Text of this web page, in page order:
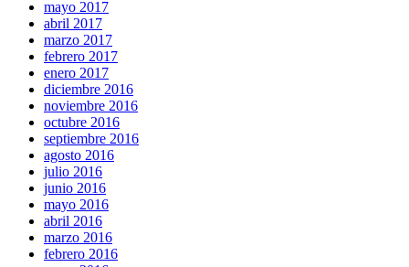
mayo 2017
abril 2017
marzo 2017
febrero 2017
enero 2017
diciembre 2016
noviembre 2016
octubre 2016
septiembre 2016
agosto 2016
julio 2016
junio 2016
mayo 2016
abril 2016
marzo 2016
febrero 2016